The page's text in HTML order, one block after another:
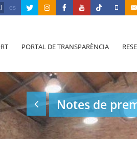
es
PORTAL DE TRANSPARÈNCIA
Notes de